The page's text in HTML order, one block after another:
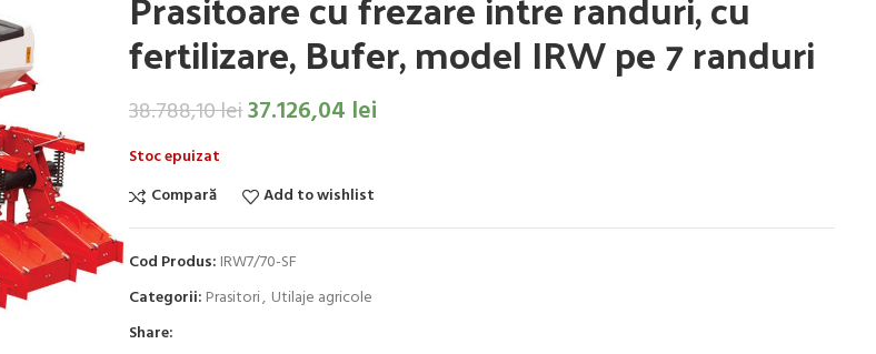
fertilizare, Bufer, model IRW pe 7 randuri
38.788,10lei37.126,04 lei
Stoc epuizat
Compară
Add to wishlist
Cod Produs: IRW7/70-SF
Categorii: Prasitori, Utilaje agricole
Share: